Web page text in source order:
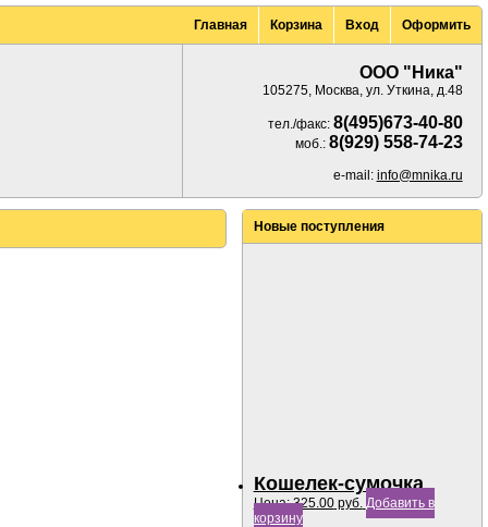
Оформить
Вход
Корзина
Главная
ООО "Ника"
105275, Москва, ул. Уткина, д.48
тел./факс: 8(495)673-40-80
моб.: 8(929) 558-74-23
e-mail: info@mnika.ru
Новые поступления
Кошелек-сумочка
Цена:325.00руб. Добавить в
корзину